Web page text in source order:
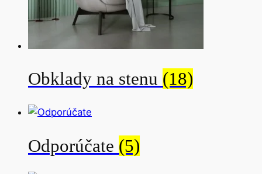
Obklady na stenu (18)
Odporúčate (5)